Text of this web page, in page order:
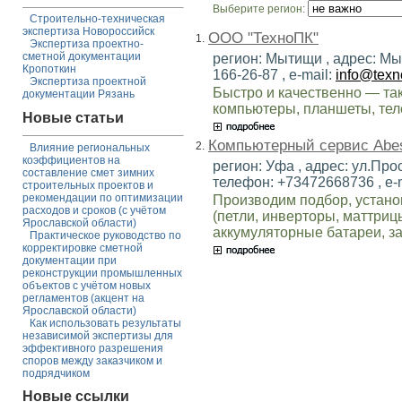
Строительно-техническая
экспертиза Новороссийск
Экспертиза проектно-
сметной документации
Кропоткин
Экспертиза проектной
документации Рязань
Новые статьи
Влияние региональных
коэффициентов на
составление смет зимних
строительных проектов и
рекомендации по оптимизации
расходов и сроков (с учётом
Ярославской области)
Практическое руководство по
корректировке сметной
документации при
реконструкции промышленных
объектов с учётом новых
регламентов (акцент на
Ярославской области)
Как использовать результаты
независимой экспертизы для
эффективного разрешения
споров между заказчиком и
подрядчиком
Новые ссылки
Выберите регион:
1. ООО "ТехноПК"
регион: Мытищи , адрес:
166-26-87 , e-mail:
Быстро и качественно —
компьютеры, планшеты,
2. Компьютерный сервис
регион: Уфа , адрес:
телефон: +73472668736 ,
Производим подбор,
(петли, инверторы,
аккумуляторные батареи,